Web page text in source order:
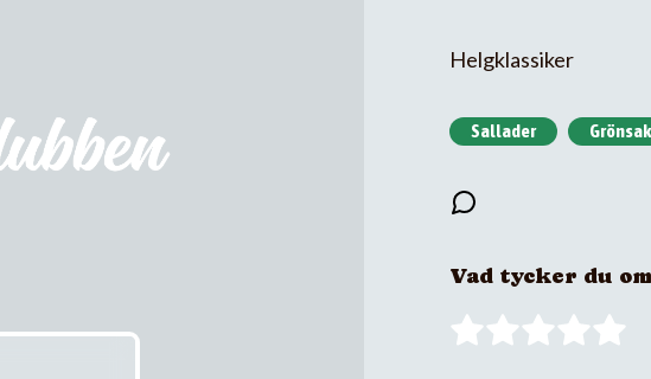
Helgklassiker
Sallader
Vad tycker du